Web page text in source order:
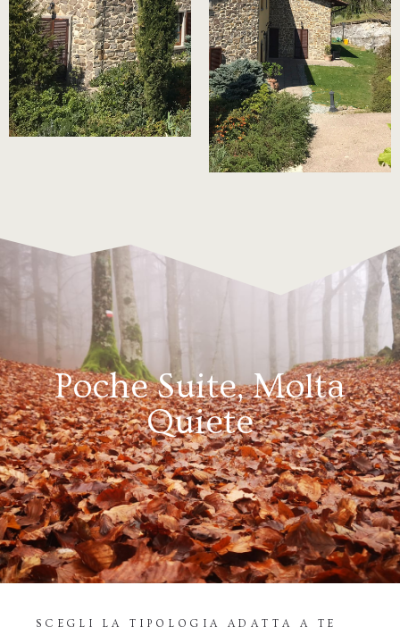
Poche Suite, Molta
Quiete
SCEGLI LA TIPOLOGIA ADATTA A TE